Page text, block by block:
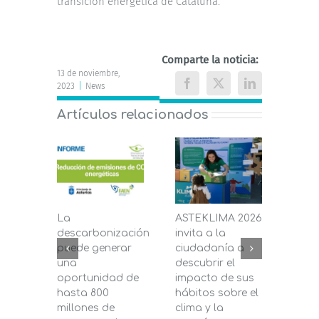
13 de noviembre,
2023
News
Comparte la noticia:
Facebook
X LinkedIn
Artículos relacionados
La
descarbonización
puede generar
una
oportunidad de
hasta 800
millones de
ASTEKLIMA 2026
invita a la
ciudadanía a
descubrir el
impacto de sus
hábitos sobre el
clima y la